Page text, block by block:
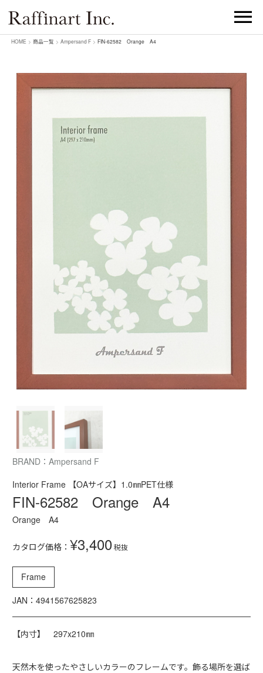
HOME > 商品一覧 > Ampersand F > FIN-62582 Orange A4
BRAND：Ampersand F
Interior Frame 【OAサイズ】1.0㎜PET仕様
FIN-62582 Orange A4
Orange A4
カタログ価格： ¥3,400税抜
Frame
JAN：4941567625823
【内寸】 297x210㎜
天然木を使ったやさしいカラーのフレームです。飾る場所を選ば